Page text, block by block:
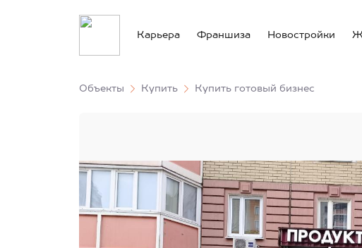
Карьера Франшиза Новостройки
Объекты Купить Купить готовый бизнес